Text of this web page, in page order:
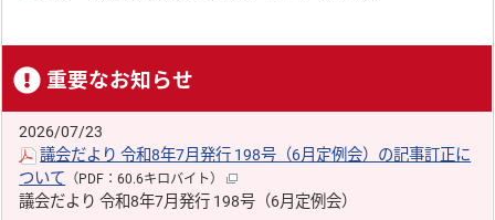
重要なお知らせ
2026/07/23
議会だより 令和8年7月発行 198号（6月定例会）の記事訂正に
ついて （PDF：60.6キロバイト）
議会だより 令和8年7月発行 198号（6月定例会）